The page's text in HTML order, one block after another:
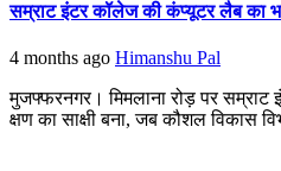
सम्राट इंटर कॉलेज की कंप्यूटर लैब का
4 months ago Himanshu Pal
मुजफ्फरनगर। मिमलाना रोड़ पर
क्षण का साक्षी बना, जब कौशल विकास